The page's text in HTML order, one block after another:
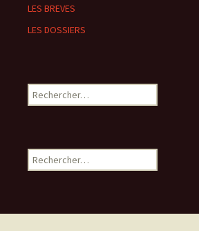
LES BREVES
LES DOSSIERS
Rechercher :
Rechercher :